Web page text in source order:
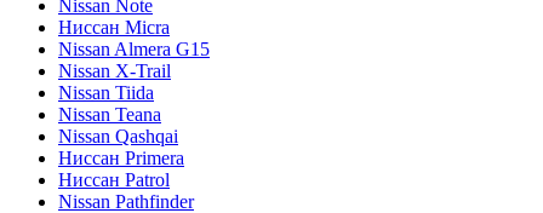
Nissan Note
Ниссан Micra
Nissan Almera G15
Nissan X-Trail
Nissan Tiida
Nissan Teana
Nissan Qashqai
Ниссан Primera
Ниссан Patrol
Nissan Pathfinder